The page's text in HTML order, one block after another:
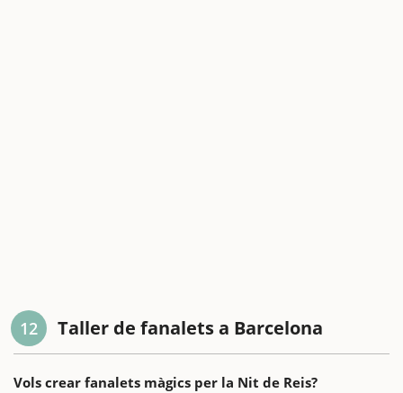
12 Taller de fanalets a Barcelona
Vols crear fanalets màgics per la Nit de Reis?